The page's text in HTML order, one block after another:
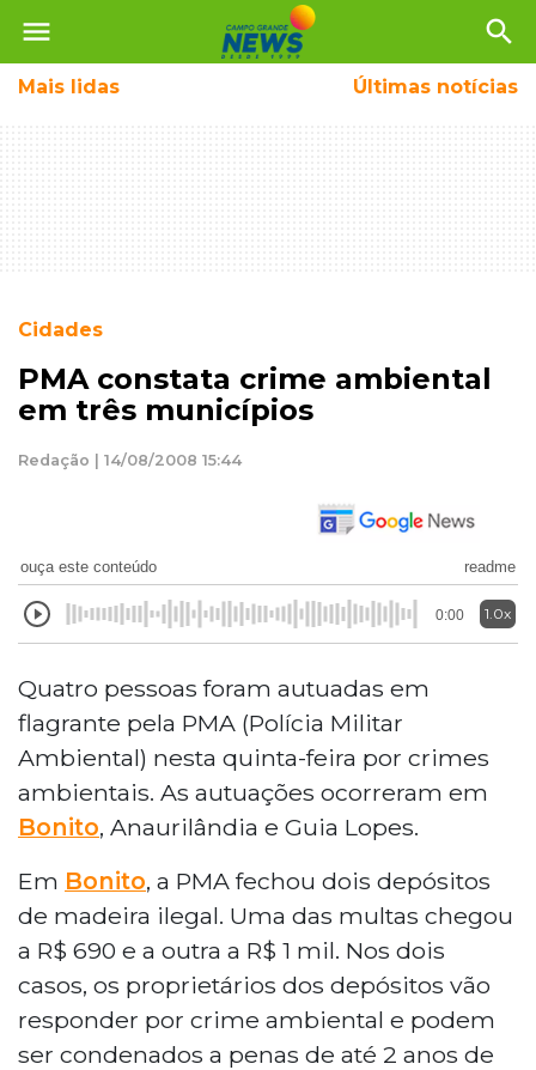
menu search
Mais lidas Últimas notícias
Cidades
PMA constata crime ambiental
em três municípios
Redação | 14/08/2008 15:44
ouça este conteúdo readme
0:00 1.0x
Quatro pessoas foram autuadas em
flagrante pela PMA (Polícia Militar
Ambiental) nesta quinta-feira por crimes
ambientais. As autuações ocorreram em
Bonito, Anaurilândia e Guia Lopes.
Em Bonito, a PMA fechou dois depósitos
de madeira ilegal. Uma das multas chegou
a R$ 690 e a outra a R$ 1 mil. Nos dois
casos, os proprietários dos depósitos vão
responder por crime ambiental e podem
ser condenados a penas de até 2 anos de